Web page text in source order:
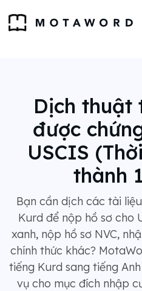
Dịch thuật
được
USCIS
thành
Bạn cần dịch các tài
Kurd để nộp hồ sơ cho
xanh, nộp hồ sơ NVC,
chính thức khác?
tiếng Kurd sang tiếng
vụ cho mục đích nhập